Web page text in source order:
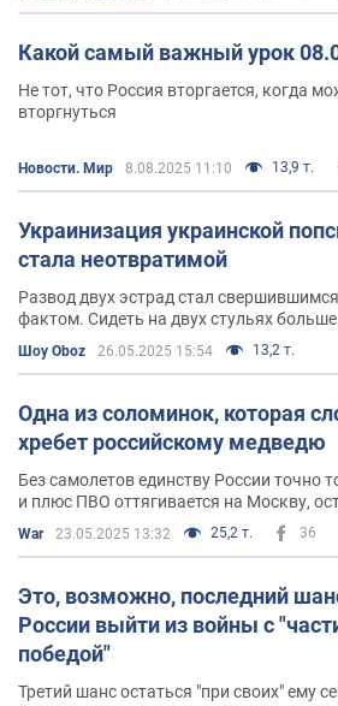
Какой самый важный урок
Не тот, что Россия вторгается, когда
вторгнуться
Новости. Мир 8.08.2025 11:10 13,9 т.
Украинизация украинской
стала неотвратимой
Развод двух эстрад стал свершившимся
фактом. Сидеть на двух стульях больше
Шоу Oboz 26.05.2025 15:54 13,2 т.
Одна из соломинок, которая
хребет российскому медведю
Без самолетов единству России точно
и плюс ПВО оттягивается на Москву,
остальные регионы без прикрытия
War 23.05.2025 13:32 25,2 т. 36
Это, возможно, последний
России выйти из войны с
победой"
Третий шанс остаться "при своих" ему